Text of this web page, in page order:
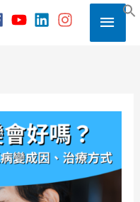
Main